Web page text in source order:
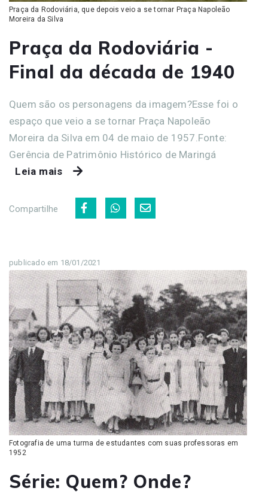
Praça da Rodoviária, que depois veio a se tornar Praça Napoleão
Moreira da Silva
Praça da Rodoviária -
Final da década de 1940
Quem são os personagens da imagem?Esse foi o
espaço que veio a se tornar Praça Napoleão
Moreira da Silva em 04 de maio de 1957.Fonte:
Gerência de Patrimônio Histórico de Maringá
Leia mais
Compartilhe
publicado em 18/01/2021
Fotografia de uma turma de estudantes com suas professoras em
1952
Série: Quem? Onde?